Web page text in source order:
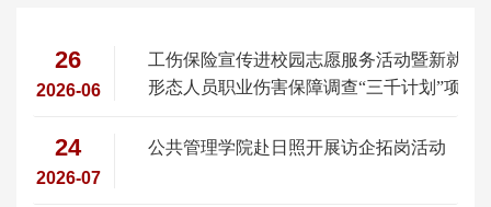
26
2026-06
工伤保险宣传进校园志愿服务活动暨新就业
形态人员职业伤害保障调查“三千计划”项目
24
2026-07
公共管理学院赴日照开展访企拓岗活动